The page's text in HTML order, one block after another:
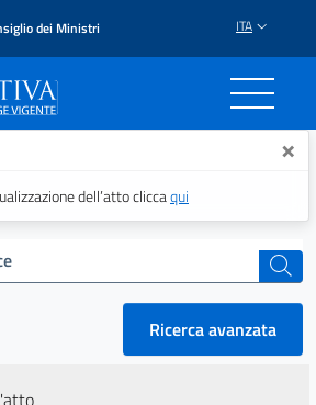
dei Ministri ITA
- Il portale ×
dell’atto cliccaqui
cerca
Ricerca avanzata